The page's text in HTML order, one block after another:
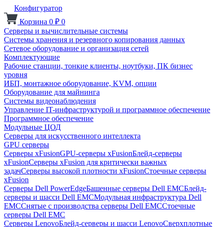
Конфигуратор
Корзина 0 ₽ 0
Серверы и вычислительные системы
Системы хранения и резервного копирования данных
Сетевое оборудование и организация сетей
Комплектующие
Рабочие станции, тонкие клиенты, ноутбуки, ПК бизнес
уровня
ИБП, монтажное оборудование, KVM, опции
Оборудование для майнинга
Системы видеонаблюдения
Управление IT-инфраструктурой и программное обеспечение
Программное обеспечение
Модульные ЦОД
Серверы для искусственного интеллекта
GPU серверы
Серверы xFusionGPU-серверы xFusionБлейд-серверы
xFusionСерверы xFusion для критически важных
задачСерверы высокой плотности xFusionСтоечные серверы
xFusion
Серверы Dell PowerEdgeБашенные серверы Dell EMCБлейд-
серверы и шасси Dell EMCМодульная инфраструктура Dell
EMCСнятые с производства серверы Dell EMCСтоечные
серверы Dell EMC
Серверы LenovoБлейд-серверы и шасси LenovoСверхплотные